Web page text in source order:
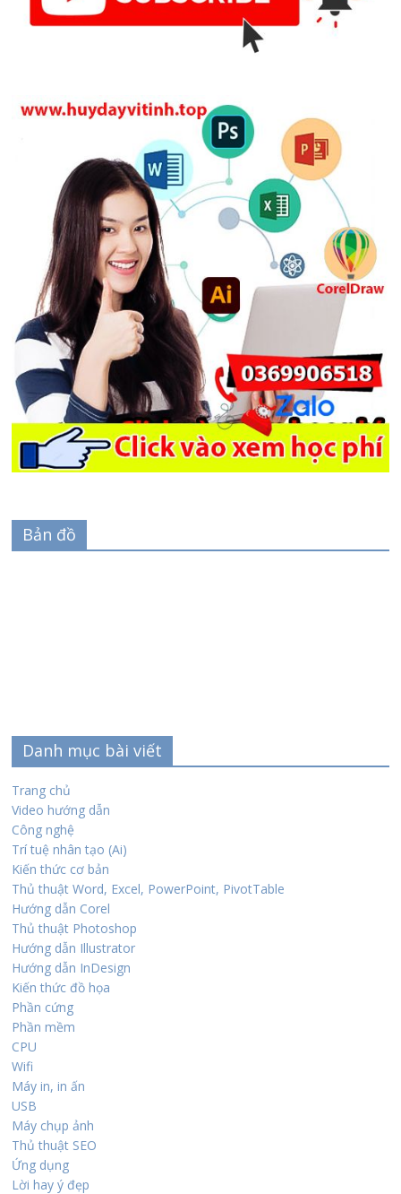
Bản đồ
Danh mục bài viết
Trang chủ
Video hướng dẫn
Công nghệ
Trí tuệ nhân tạo (Ai)
Kiến thức cơ bản
Thủ thuật Word, Excel, PowerPoint, PivotTable
Hướng dẫn Corel
Thủ thuật Photoshop
Hướng dẫn Illustrator
Hướng dẫn InDesign
Kiến thức đồ họa
Phần cứng
Phần mềm
CPU
Wifi
Máy in, in ấn
USB
Máy chụp ảnh
Thủ thuật SEO
Ứng dụng
Lời hay ý đẹp